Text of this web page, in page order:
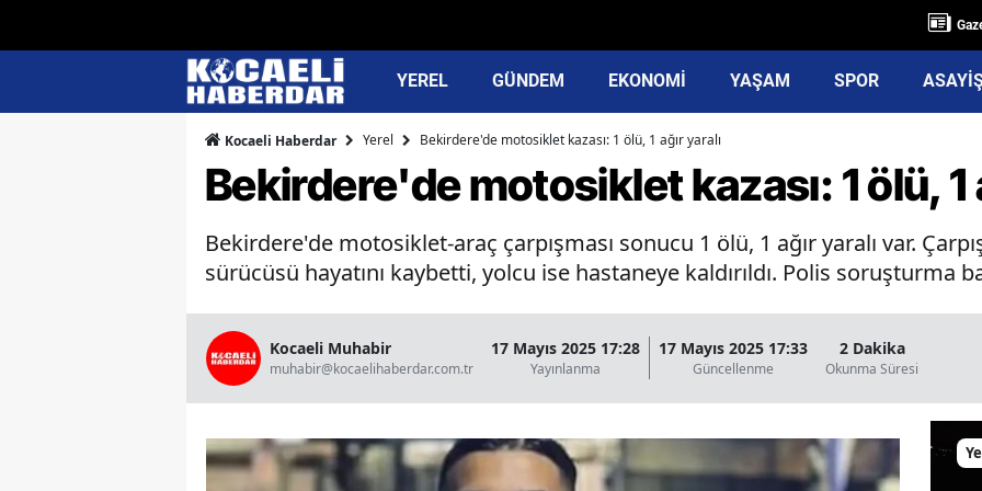
YEREL GÜNDEM EKONOMİ YAŞAM SPOR
Kocaeli Haberdar Yerel Bekirdere'de motosiklet kazası: 1 ölü, 1 ağır yaralı
Bekirdere'de motosiklet kazası: 1 ölü, 1
Bekirdere'de motosiklet-araç çarpışması sonucu 1 ölü, 1 ağır yaralı var.
sürücüsü hayatını kaybetti, yolcu ise hastaneye kaldırıldı. Polis soruşturma
Kocaeli Muhabir
muhabir@kocaelihaberdar.com.tr
17 Mayıs 2025 17:28
Yayınlanma
17 Mayıs 2025 17:33
Güncellenme
2 Dakika
Okunma Süresi